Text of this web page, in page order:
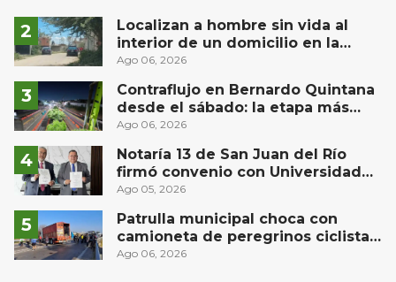
Localizan a hombre sin vida al
interior de un domicilio en la
comunidad El Rodeo, San Juan del
Ago 06, 2026
Contraflujo en Bernardo Quintana
desde el sábado: la etapa más
compleja del operativo vial
Ago 06, 2026
Notaría 13 de San Juan del Río
firmó convenio con Universidad
Privada del Bajío para recibir
Ago 05, 2026
Patrulla municipal choca con
camioneta de peregrinos ciclistas
en la autopista México-Querétaro
Ago 06, 2026